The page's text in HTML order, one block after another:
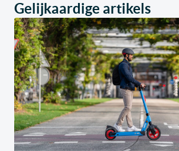
Gelijkaardige artikels